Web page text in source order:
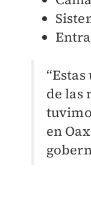
de las
en